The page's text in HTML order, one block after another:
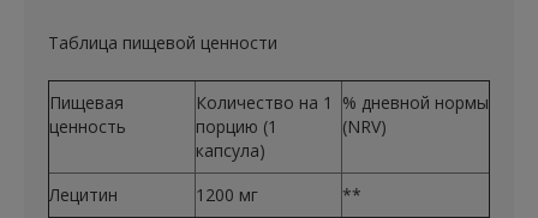
Таблица пищевой ценности
Пищевая
ценность
Количество на 1
порцию (1
капсула)
% дневной нормы
(NRV)
Лецитин 1200 мг
**